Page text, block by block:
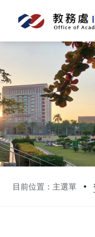
目前位置：主選單